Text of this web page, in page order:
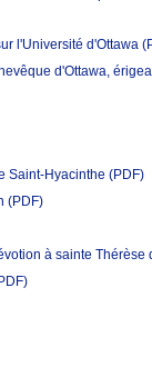
l'Université d'Ottawa
d'Ottawa,
Saint-Hyacinthe (PDF)
(PDF)
à sainte Thérèse